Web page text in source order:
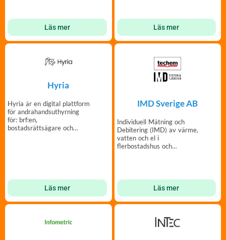
Läs mer Läs mer
Hyria
Hyria är en digital plattform
för andrahandsuthyrning
för: brf:en,
bostadsrättsägare och
Läs mer
IMD Sverige AB
Individuell Mätning och
Debitering (IMD) av värme,
vatten och el i
flerbostadshus och
Läs mer